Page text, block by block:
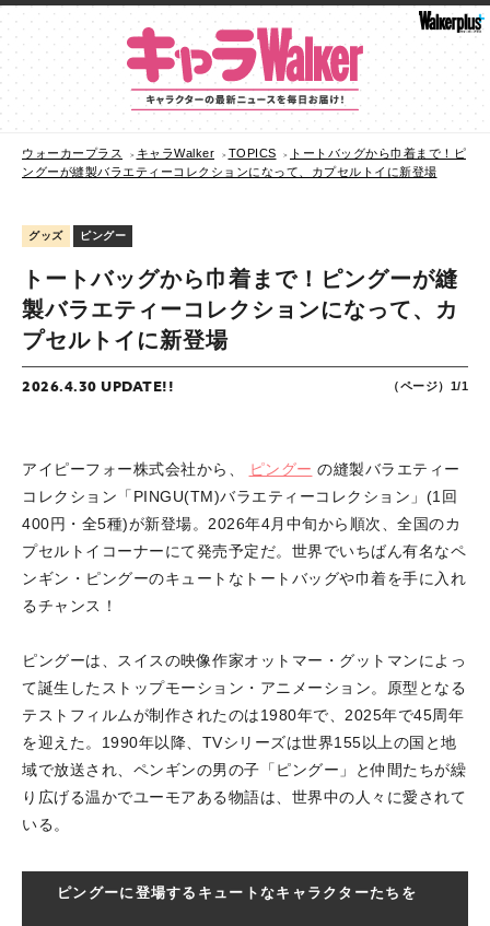
ウォーカープラス キャラWalker TOPICS
トートバッグから巾着まで！ピ
ングーが縫製バラエティーコレクションになって、カプセルトイに新登場
グッズ ピングー
トートバッグから巾着まで！ピングーが縫
製バラエティーコレクションになって、カ
プセルトイに新登場
2026.4.30 UPDATE!! （ページ）1/1
アイピーフォー株式会社から、 ピングー の縫製バラエティー
コレクション「PINGU(TM)バラエティーコレクション」(1回
400円・全5種)が新登場。2026年4月中旬から順次、全国のカ
プセルトイコーナーにて発売予定だ。世界でいちばん有名なペ
ンギン・ピングーのキュートなトートバッグや巾着を手に入れ
るチャンス！
ピングーは、スイスの映像作家オットマー・グットマンによっ
て誕生したストップモーション・アニメーション。原型となる
テストフィルムが制作されたのは1980年で、2025年で45周年
を迎えた。1990年以降、TVシリーズは世界155以上の国と地
域で放送され、ペンギンの男の子「ピングー」と仲間たちが繰
り広げる温かでユーモアある物語は、世界中の人々に愛されて
いる。
ピングーに登場するキュートなキャラクターたちを